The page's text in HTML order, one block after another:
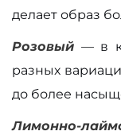
делает образ
Розовый — в
разных
до более
Лимонно-